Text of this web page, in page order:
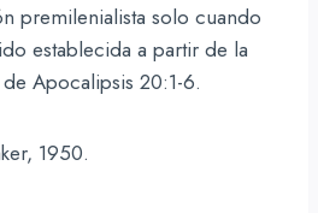
premilenialista solo cuando
establecida a partir de la
Apocalipsis 20:1-6.
1950.